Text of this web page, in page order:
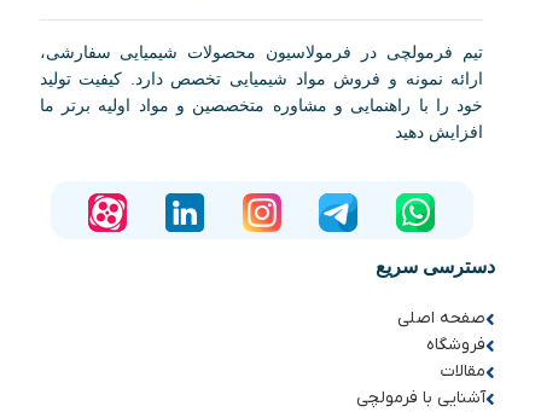
تیم فرمولچی در فرمولاسیون محصولات شیمیایی سفارشی،
ارائه نمونه و فروش مواد شیمیایی تخصص دارد. کیفیت تولید
خود را با راهنمایی و مشاوره متخصصین و مواد اولیه برتر ما
افزایش دهید
دسترسی سریع
صفحه اصلی
فروشگاه
مقالات
آشنایی با فرمولچی